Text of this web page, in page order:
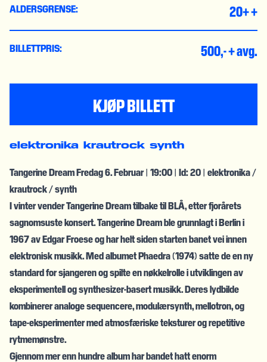
ALDERSGRENSE: 20+ +
BILLETTPRIS: 500,- + avg.
KJØP BILLETT
elektronika krautrock synth
Tangerine Dream Fredag 6. Februar | 19:00 | Id: 20 | elektronika /
krautrock / synth
I vinter vender Tangerine Dream tilbake til BLÅ, etter fjorårets
sagnomsuste konsert. Tangerine Dream ble grunnlagt i Berlin i
1967 av Edgar Froese og har helt siden starten banet vei innen
elektronisk musikk. Med albumet Phaedra (1974) satte de en ny
standard for sjangeren og spilte en nøkkelrolle i utviklingen av
eksperimentell og synthesizer-basert musikk. Deres lydbilde
kombinerer analoge sequencere, modulærsynth, mellotron, og
tape-eksperimenter med atmosfæriske teksturer og repetitive
rytmemønstre.
Gjennom mer enn hundre album har bandet hatt enorm